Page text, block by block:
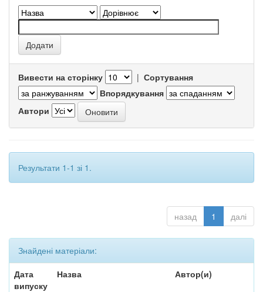
Вивести на сторінку | Сортування
Впорядкування
Автори
Результати 1-1 зі 1.
назад 1 далі
Знайдені матеріали:
Дата
випуску
Назва Автор(и)